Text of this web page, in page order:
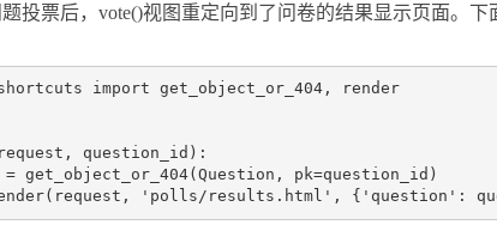
投票后，vote()视图重定向到了问卷的结果显示页面。
import get_object_or_404, render
request , question_id ):
= get_object_or_404( Question , pk=question_id )
( request , 'polls/results.html' , { 'question' :